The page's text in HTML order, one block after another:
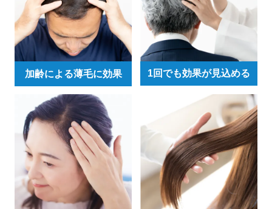
加齢による薄毛に効果 1回でも効果が見込める